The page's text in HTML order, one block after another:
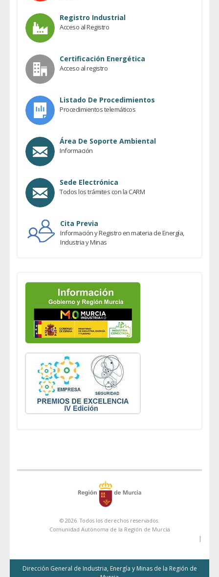
Registro Industrial
Acceso al Registro
Certificación Energética
Acceso al registro
Listado De Procedimientos
Procedimientos telemáticos
Área De Soporte Ambiental
Información
Sede Electrónica
Todos los trámites con la CARM
Cita Previa
Información y Registro en materia de Energía,
Industria y Minas
© 2026. Todos los derechos reservados.
Comunidad Autónoma de la Región de Murcia
|
Dirección General de Industria, Energía y Minas de la Región de